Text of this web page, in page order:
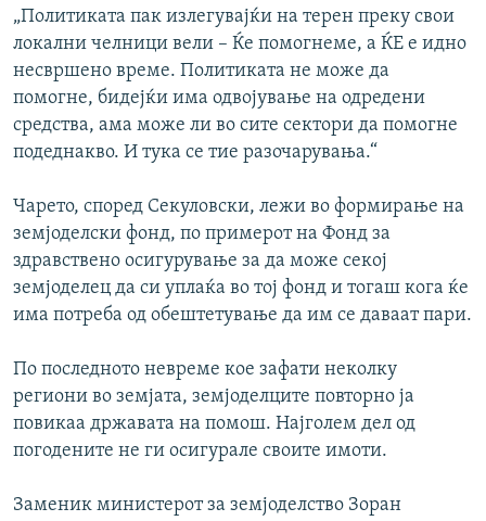
„Политиката пак излегувајќи на терен преку свои
локални челници вели – Ќе помогнеме, а ЌЕ е идно
несвршено време. Политиката не може да
помогне, бидејќи има одвојување на одредени
средства, ама може ли во сите сектори да помогне
подеднакво. И тука се тие разочарувања.“
Чарето, според Секуловски, лежи во формирање на
земјоделски фонд, по примерот на Фонд за
здравствено осигурување за да може секој
земјоделец да си уплаќа во тој фонд и тогаш кога ќе
има потреба од обештетување да им се даваат пари.
По последното невреме кое зафати неколку
региони во земјата, земјоделците повторно ја
повикаа државата на помош. Најголем дел од
погодените не ги осигурале своите имоти.
Заменик министерот за земјоделство Зоран